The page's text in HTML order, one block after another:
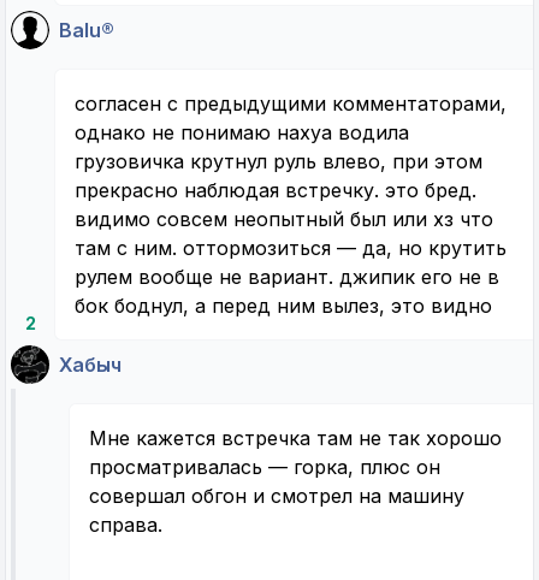
Balu®
2
согласен с предыдущими комментаторами,
однако не понимаю нахуа водила
грузовичка крутнул руль влево, при этом
прекрасно наблюдая встречку. это бред.
видимо совсем неопытный был или хз что
там с ним. оттормозиться — да, но крутить
рулем вообще не вариант. джипик его не в
бок боднул, а перед ним вылез, это видно
Хабыч
Мне кажется встречка там не так хорошо
просматривалась — горка, плюс он
совершал обгон и смотрел на машину
справа.